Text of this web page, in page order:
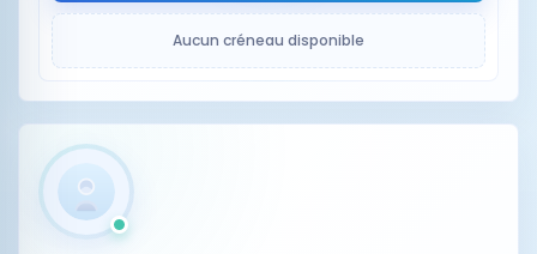
Aucun créneau disponible